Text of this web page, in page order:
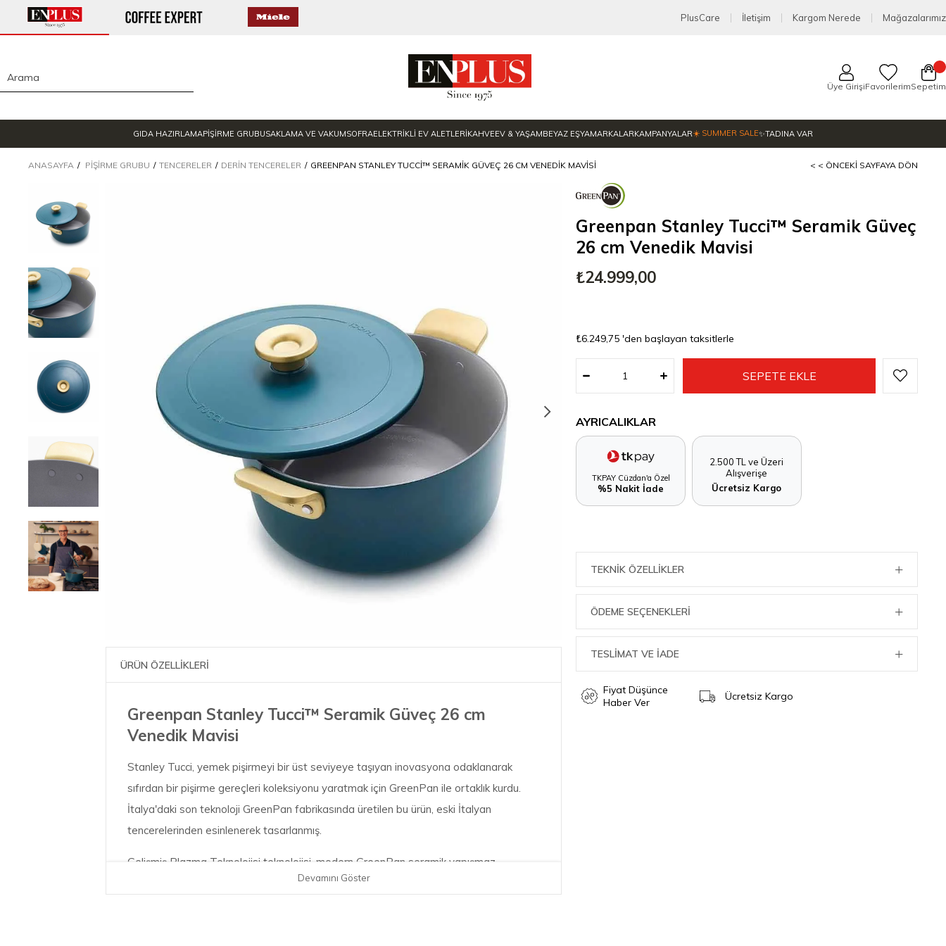
PlusCare İletişim Kargom Nerede Mağazalarımız
Üye GirişiFavorilerimSepetim
GIDA HAZIRLAMAPİŞİRME GRUBUSAKLAMA VE VAKUMSOFRAELEKTRİKLİ EV ALETLERİKAHVEEV & YAŞAMBEYAZ EŞYAMARKALARKAMPANYALAR☀️ SUMMER SALE✨TADINA VAR
ANASAYFA PIŞIRME GRUBU TENCERELER DERIN TENCERELER GREENPAN STANLEY TUCCI™ SERAMIK GÜVEÇ 26 CM VENEDIK MAVISI < < ÖNCEKI SAYFAYA DÖN
ÜRÜN ÖZELLİKLERİ
Greenpan Stanley Tucci™ Seramik Güveç 26 cm
Venedik Mavisi
Stanley Tucci, yemek pişirmeyi bir üst seviyeye taşıyan inovasyona odaklanarak
sıfırdan bir pişirme gereçleri koleksiyonu yaratmak için GreenPan ile ortaklık kurdu.
İtalya'daki son teknoloji GreenPan fabrikasında üretilen bu ürün, eski İtalyan
tencerelerinden esinlenerek tasarlanmış.
Gelişmiş Plazma Teknolojisi teknolojisi, modern GreenPan seramik yapışmaz
kaplamayı destekleyerek mükemmel PFAS içermeyen performans ve eşsiz
Devamını Göster
Greenpan Stanley Tucci™ Seramik Güveç
26 cm Venedik Mavisi
₺24.999,00
₺6.249,75 'den başlayan taksitlerle
AYRICALIKLAR
TKPAY Cüzdan'a Özel
%5 Nakit İade
2.500 TL ve Üzeri
Alışverişe
Ücretsiz Kargo
TEKNIK ÖZELLIKLER
ÖDEME SEÇENEKLERI
TESLİMAT VE İADE
Fiyat Düşünce
Haber Ver
Ücretsiz Kargo